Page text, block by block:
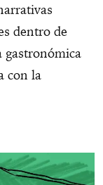
dentro de
gastronómica
con la